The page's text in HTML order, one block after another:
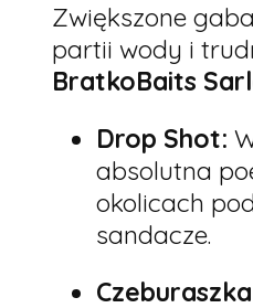
Zwiększone
partii wody i
BratkoBaits
Drop Shot:
absolutna
okolicach
sandacze.